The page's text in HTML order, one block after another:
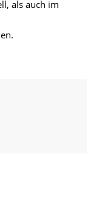
als auch im